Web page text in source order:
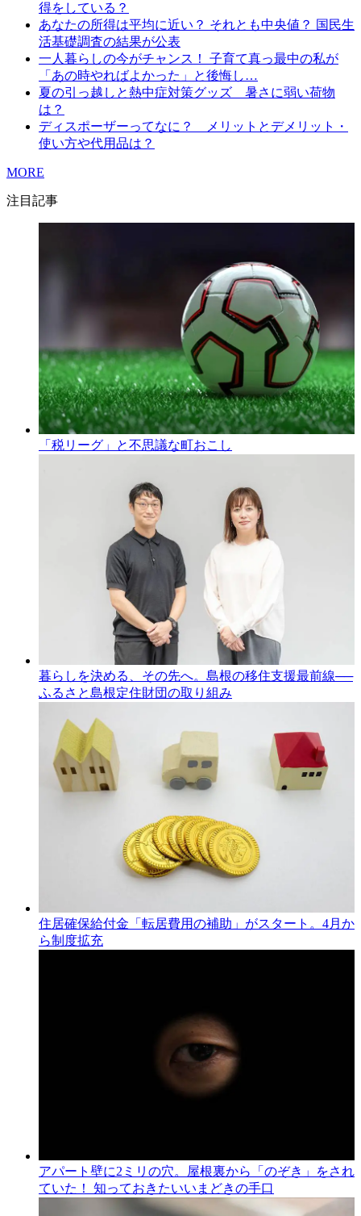
得をしている？
あなたの所得は平均に近い？ それとも中央値？ 国民生
活基礎調査の結果が公表
一人暮らしの今がチャンス！ 子育て真っ最中の私が
「あの時やればよかった」と後悔し…
夏の引っ越しと熱中症対策グッズ 暑さに弱い荷物
は？
ディスポーザーってなに？ メリットとデメリット・
使い方や代用品は？
MORE
注目記事
「税リーグ」と不思議な町おこし
暮らしを決める、その先へ。島根の移住支援最前線──
ふるさと島根定住財団の取り組み
住居確保給付金「転居費用の補助」がスタート。4月か
ら制度拡充
アパート壁に2ミリの穴。屋根裏から「のぞき」をされ
ていた！ 知っておきたいいまどきの手口